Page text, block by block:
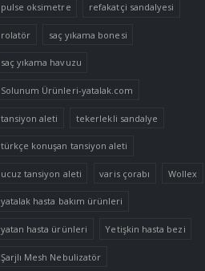
pulse oksimetre refakatçi sandalyesi
rolatör saç yıkama bonesi
saç yıkama havuzu
Solunum Ürünleri-yatalak.com
tansiyon aleti tekerlekli sandalye
türkçe konuşan tansiyon aleti
ucuz tansiyon aleti varis çorabı Wollex
yatalak hasta bakım ürünleri
yatan hasta ürünleri Yetişkin hasta bezi
Şarjlı Mesh Nebulizatör